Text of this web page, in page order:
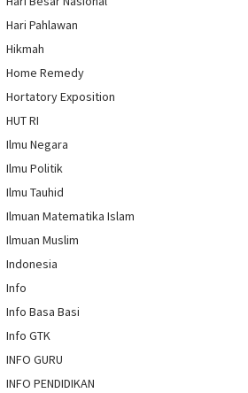
Hari Pahlawan
Hikmah
Home Remedy
Hortatory Exposition
HUT RI
Ilmu Negara
Ilmu Politik
Ilmu Tauhid
Ilmuan Matematika Islam
Ilmuan Muslim
Indonesia
Info
Info Basa Basi
Info GTK
INFO GURU
INFO PENDIDIKAN